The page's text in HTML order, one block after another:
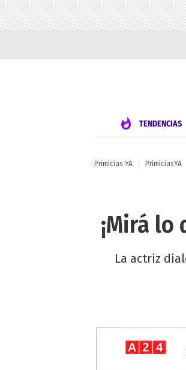
TENDENCIAS
Primicias YA PrimiciasYA
¡Mirá
La actriz